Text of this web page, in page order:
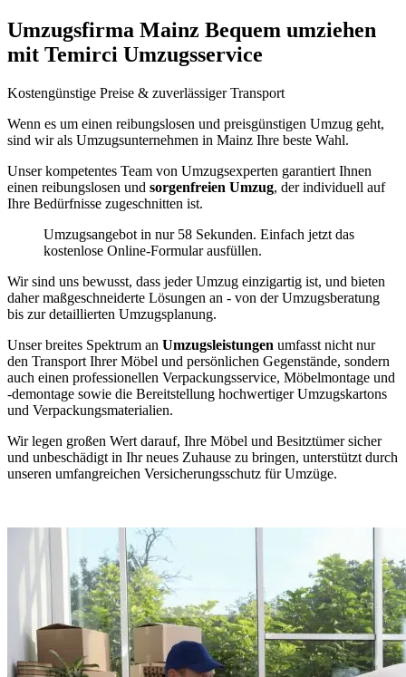
Umzugsfirma Mainz Bequem umziehen
mit Temirci Umzugsservice
Kostengünstige Preise & zuverlässiger Transport
Wenn es um einen reibungslosen und preisgünstigen Umzug geht,
sind wir als Umzugsunternehmen in Mainz Ihre beste Wahl.
Unser kompetentes Team von Umzugsexperten garantiert Ihnen
einen reibungslosen und sorgenfreien Umzug, der individuell auf
Ihre Bedürfnisse zugeschnitten ist.
Umzugsangebot in nur 58 Sekunden. Einfach jetzt das
kostenlose Online-Formular ausfüllen.
Wir sind uns bewusst, dass jeder Umzug einzigartig ist, und bieten
daher maßgeschneiderte Lösungen an - von der Umzugsberatung
bis zur detaillierten Umzugsplanung.
Unser breites Spektrum an Umzugsleistungen umfasst nicht nur
den Transport Ihrer Möbel und persönlichen Gegenstände, sondern
auch einen professionellen Verpackungsservice, Möbelmontage und
-demontage sowie die Bereitstellung hochwertiger Umzugskartons
und Verpackungsmaterialien.
Wir legen großen Wert darauf, Ihre Möbel und Besitztümer sicher
und unbeschädigt in Ihr neues Zuhause zu bringen, unterstützt durch
unseren umfangreichen Versicherungsschutz für Umzüge.